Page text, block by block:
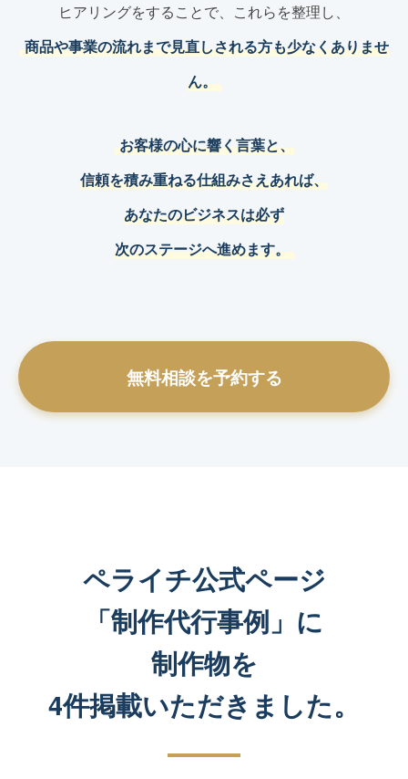
ヒアリングをすることで、これらを整理し、
商品や事業の流れまで見直しされる方も少なくありませ
ん。
お客様の心に響く言葉と、
信頼を積み重ねる仕組みさえあれば、
あなたのビジネスは必ず
次のステージへ進めます。
無料相談を予約する
ペライチ公式ページ
「制作代行事例」に
制作物を
4件掲載いただきました。